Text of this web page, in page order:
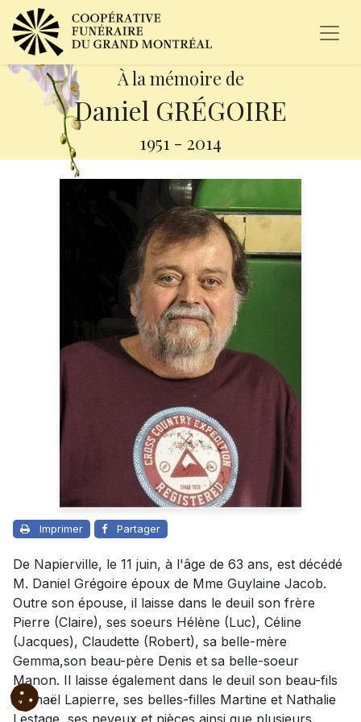
À la mémoire de
Daniel GRÉGOIRE
1951 - 2014
Imprimer Partager
De Napierville, le 11 juin, à l'âge de 63 ans, est décédé
M. Daniel Grégoire époux de Mme Guylaine Jacob.
Outre son épouse, il laisse dans le deuil son frère
Pierre (Claire), ses soeurs Hélène (Luc), Céline
(Jacques), Claudette (Robert), sa belle-mère
Gemma,son beau-père Denis et sa belle-soeur
Manon. Il laisse également dans le deuil son beau-fils
Michaël Lapierre, ses belles-filles Martine et Nathalie
Lestage, ses neveux et nièces ainsi que plusieurs